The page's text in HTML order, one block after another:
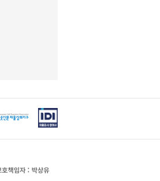
호책임자 : 박상유